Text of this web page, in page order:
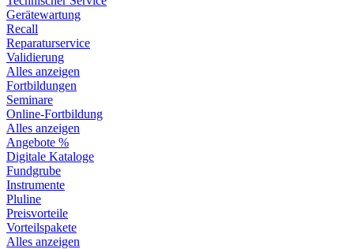
Gerätewartung
Recall
Reparaturservice
Validierung
Alles anzeigen
Fortbildungen
Seminare
Online-Fortbildung
Alles anzeigen
Angebote %
Digitale Kataloge
Fundgrube
Instrumente
Pluline
Preisvorteile
Vorteilspakete
Alles anzeigen